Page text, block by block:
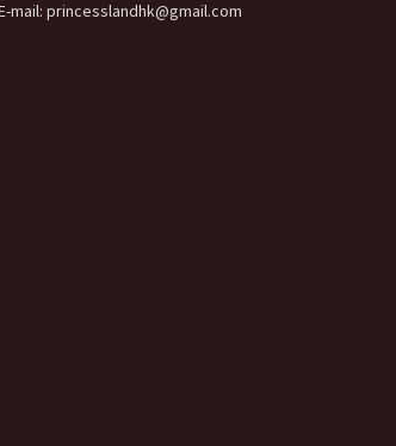
mail: princesslandhk@gmail.com